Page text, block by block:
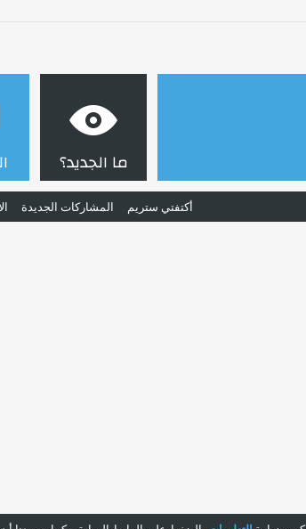
ما الجديد؟
أكتفتي ستريم المشاركات الجديدة